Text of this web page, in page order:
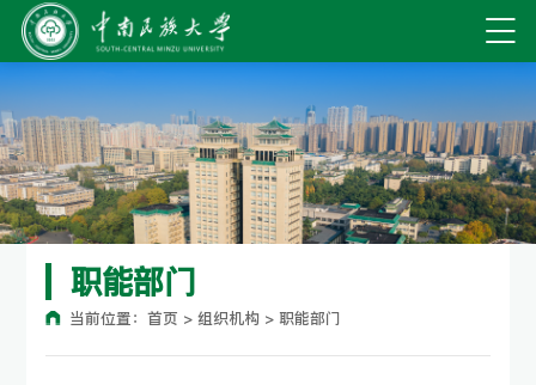
职能部门
当前位置：首页 >组织机构 >职能部门